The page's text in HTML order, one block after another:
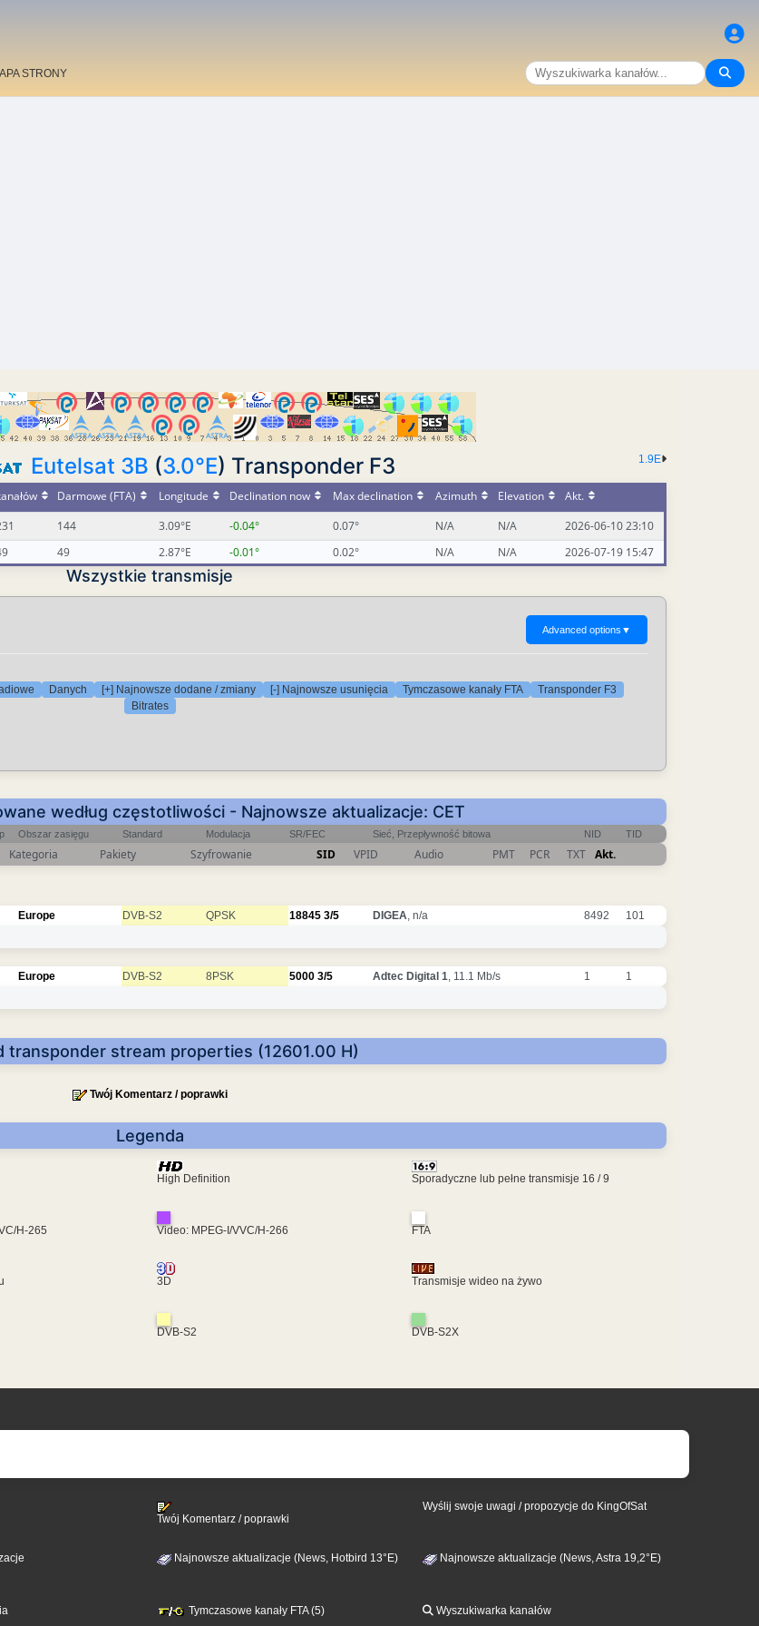
STRONY
1.9E
Eutelsat 3B (3.0°E) Transponder F3
Darmowe (FTA) Longitude Declination now Max declination Azimuth Elevation
Akt.
144 3.09°E -0.04° 0.07° N/A N/A
2026-06-10 23:10
49 2.87°E -0.01° 0.02° N/A N/A 2026-07-19 15:47
Wszystkie transmisje
Advanced options ▼
Danych [+] Najnowsze dodane / zmiany [-] Najnowsze usunięcia Tymczasowe kanały FTA
Transponder F3
Bitrates
według częstotliwości - Najnowsze aktualizacje: CET
Obszar zasięgu Standard Modulacja SR/FEC Sieć, Przepływność bitowa NID TID
Kategoria Pakiety Szyfrowanie SID VPID Audio PMT PCR TXT Akt.
Europe DVB-S2 QPSK 18845 3/5 DIGEA , n/a 8492 101
Europe DVB-S2 8PSK 5000 3/5 Adtec Digital 1 , 11.1 Mb/s 1 1
transponder stream properties (12601.00 H)
Twój Komentarz / poprawki
Legenda
High Definition Sporadyczne lub pełne transmisje 16 / 9
H-265 Video: MPEG-I/VVC/H-266 FTA
3D Transmisje wideo na żywo
DVB-S2 DVB-S2X
Twój Komentarz / poprawki
Wyślij swoje uwagi / propozycje do KingOfSat
Najnowsze aktualizacje (News, Hotbird 13°E) Najnowsze aktualizacje (News, Astra 19,2°E)
Tymczasowe kanały FTA (5) Wyszukiwarka kanałów